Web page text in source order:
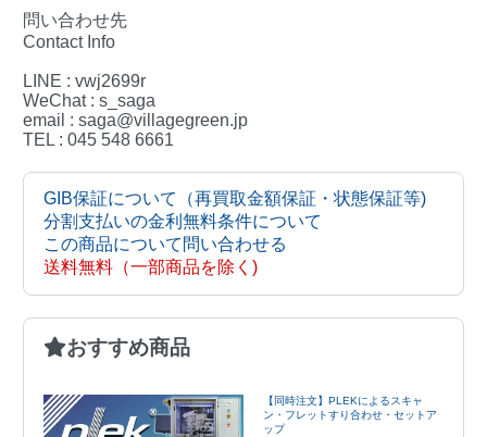
問い合わせ先
Contact Info
LINE : vwj2699r
WeChat : s_saga
email : saga@villagegreen.jp
TEL : 045 548 6661
GIB保証について（再買取金額保証・状態保証等)
分割支払いの金利無料条件について
この商品について問い合わせる
送料無料（一部商品を除く)
おすすめ商品
【同時注文】PLEKによるスキャ
ン・フレットすり合わせ・セットア
ップ